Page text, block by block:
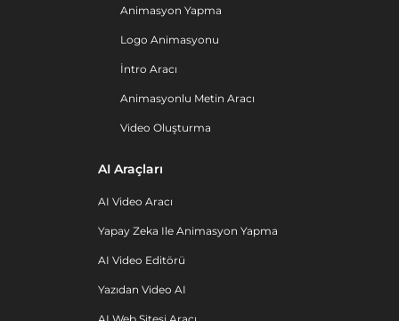
Animasyon Yapma
Logo Animasyonu
İntro Aracı
Animasyonlu Metin Aracı
Video Oluşturma
AI Araçları
AI Video Aracı
Yapay Zeka Ile Animasyon Yapma
AI Video Editörü
Yazıdan Video AI